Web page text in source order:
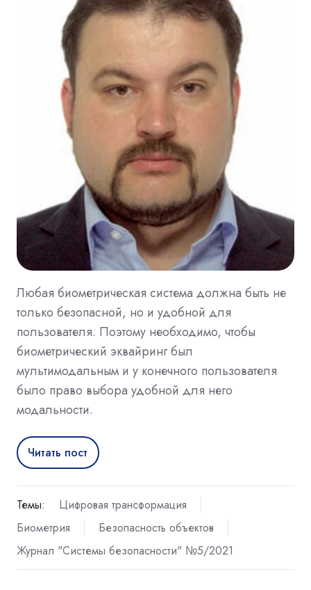
Любая биометрическая система должна быть не
только безопасной, но и удобной для
пользователя. Поэтому необходимо, чтобы
биометрический эквайринг был
мультимодальным и у конечного пользователя
было право выбора удобной для него
модальности.
Читать пост
Темы:
Цифровая трансформация
Биометрия
Безопасность объектов
Журнал "Системы безопасности" №5/2021